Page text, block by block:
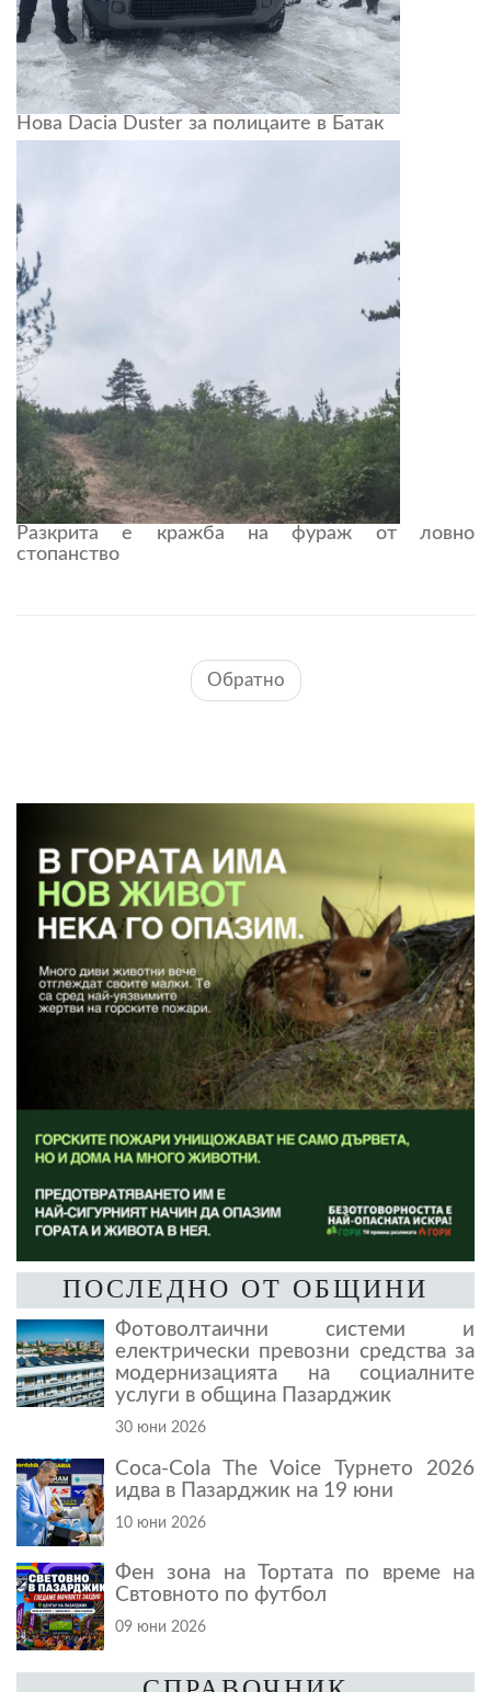
Нова Dacia Duster за полицаите в Батак
Разкрита е кражба на фураж от ловно
стопанство
Обратно
ПОСЛЕДНО ОТ ОБЩИНИ
Фотоволтаични системи и
електрически превозни средства за
модернизацията на социалните
услуги в община Пазарджик
30 юни 2026
Coca-Cola The Voice Турнето 2026
идва в Пазарджик на 19 юни
10 юни 2026
Фен зона на Тортата по време на
Свтовното по футбол
09 юни 2026